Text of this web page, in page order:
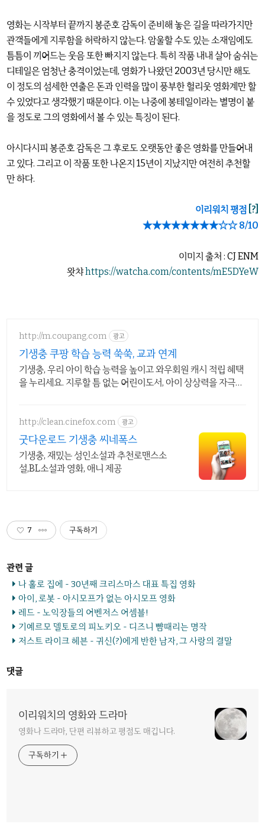
영화는 시작부터 끝까지 봉준호 감독이 준비해 놓은 길을 따라가지만
관객들에게 지루함을 허락하지 않는다. 암울할 수도 있는 소재임에도
틈틈이 끼어드는 웃음 또한 빠지지 않는다. 특히 작품 내내 살아 숨쉬는
디테일은 엄청난 충격이었는데, 영화가 나왔던 2003년 당시만 해도
이 정도의 섬세한 연출은 돈과 인력을 많이 풍부한 헐리웃 영화계만 할
수 있었다고 생각했기 때문이다. 이는 나중에 봉테일이라는 별명이 붙
을 정도로 그의 영화에서 볼 수 있는 특징이 된다.
아시다시피 봉준호 감독은 그 후로도 오랫동안 좋은 영화를 만들어내
고 있다. 그리고 이 작품 또한 나온지 15년이 지났지만 여전히 추천할
만 하다.
이리워치 평점 [?]
★★★★★★★★☆☆ 8/10
이미지 출처 : CJ ENM
왓챠https://watcha.com/contents/mE5DYeW
http://m.coupang.com 광고
기생충 쿠팡 학습 능력 쑥쑥, 교과 연계
기생충, 우리 아이 학습 능력을 높이고 와우회원 캐시 적립 혜택
을 누리세요. 지루할 틈 없는 어린이도서, 아이 상상력을 자극해
http://clean.cinefox.com 광고
굿다운로드 기생충 씨네폭스
기생충, 재밌는 성인소설과 추천로맨스소
설,BL소설과 영화, 애니 제공
7 구독하기
나 홀로 집에 - 30년째 크리스마스 대표 특집 영화
아이, 로봇 - 아시모프가 없는 아시모프 영화
레드 - 노익장들의 어벤저스 어셈블!
기예르모 델토로의 피노키오 - 디즈니 뺨때리는 명작
저스트 라이크 헤븐 - 귀신(?)에게 반한 남자, 그 사랑의 결말
댓글
이리워치의 영화와 드라마
영화나 드라마, 단편 리뷰하고 평점도 매깁니다.
구독하기